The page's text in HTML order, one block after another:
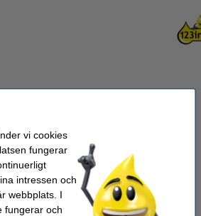
vi på måndag!
vi cookies
fungerar
intressen och
webbplats. I
fungerar och